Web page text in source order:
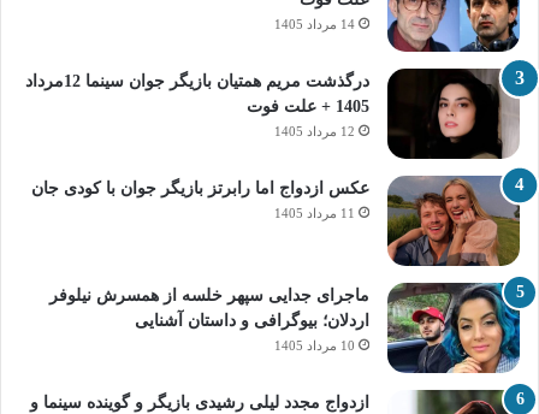
14 مرداد 1405
درگذشت مریم همتیان بازیگر جوان سینما 12مرداد
1405 + علت فوت
12 مرداد 1405
عکس ازدواج اما رابرتز بازیگر جوان با کودی جان
11 مرداد 1405
ماجرای جدایی سپهر خلسه از همسرش نیلوفر
اردلان؛ بیوگرافی و داستان آشنایی
10 مرداد 1405
ازدواج مجدد لیلی رشیدی بازیگر و گوینده سینما و